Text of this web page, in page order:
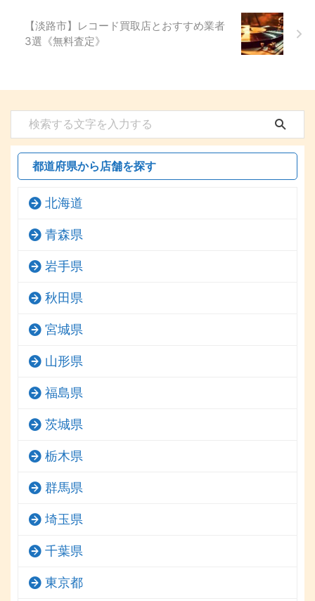
【淡路市】レコード買取店とおすすめ業者
3選《無料査定》
都道府県から店舗を探す
北海道
青森県
岩手県
秋田県
宮城県
山形県
福島県
茨城県
栃木県
群馬県
埼玉県
千葉県
東京都